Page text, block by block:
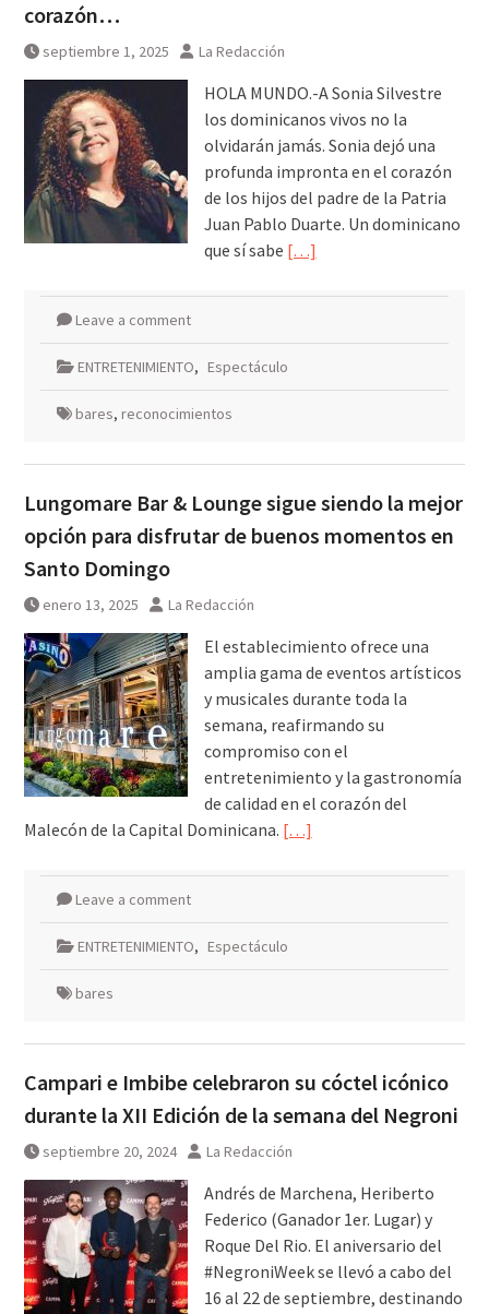
corazón…
septiembre 1, 2025 La Redacción
HOLA MUNDO.-A Sonia Silvestre
los dominicanos vivos no la
olvidarán jamás. Sonia dejó una
profunda impronta en el corazón
de los hijos del padre de la Patria
Juan Pablo Duarte. Un dominicano
que sí sabe […]
Leave a comment
ENTRETENIMIENTO, Espectáculo
bares, reconocimientos
Lungomare Bar & Lounge sigue siendo la mejor
opción para disfrutar de buenos momentos en
Santo Domingo
enero 13, 2025 La Redacción
El establecimiento ofrece una
amplia gama de eventos artísticos
y musicales durante toda la
semana, reafirmando su
compromiso con el
entretenimiento y la gastronomía
de calidad en el corazón del
Malecón de la Capital Dominicana. […]
Leave a comment
ENTRETENIMIENTO, Espectáculo
bares
Campari e Imbibe celebraron su cóctel icónico
durante la XII Edición de la semana del Negroni
septiembre 20, 2024 La Redacción
Andrés de Marchena, Heriberto
Federico (Ganador 1er. Lugar) y
Roque Del Rio. El aniversario del
#NegroniWeek se llevó a cabo del
16 al 22 de septiembre, destinando